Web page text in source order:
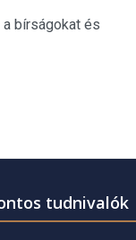
bírságokat és
tudnivalók